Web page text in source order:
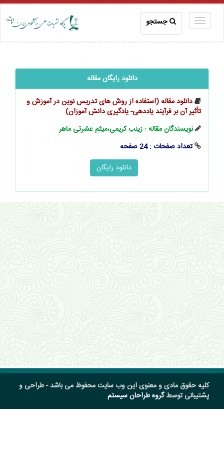
جستجو
دانلود رایگان مقاله
دانلود مقاله (استفاده از روش‌ های تدریس نوین در آموزش و
تأثیر آن بر فرآیند یاددهی- یادگیری ‌‌‌‌‌دانش‌ آموزان)
نویسندگان مقاله : زینب کریمی،میثم عشرتی ماهر
تعداد صفحات : 24 صفحه
کلیه حقوق مادی و معنوی این وب سایت محفوظ می باشد - طراحی و
پشتیبانی توسطگروه طراحان سیستم